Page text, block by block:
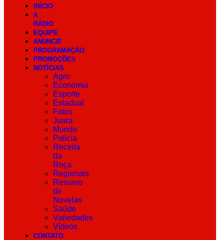
INÍCIO
A
RÁDIO
EQUIPE
ANUNCIE
PROGRAMAÇÃO
PROMOÇÕES
NOTÍCIAS
Agro
Economia
Esporte
Estadual
Fotos
Juara
Mundo
Policia
Receita
da
Roça
Regionais
Resumo
de
Novelas
Saúde
Variedades
Vídeos
CONTATO